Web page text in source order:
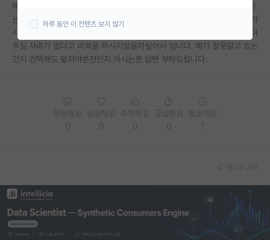
연구실(PI) 홍보 게시판
석박사 채용 정보 게시판
PI 전용 게시판
인문사회 계열 게시판
특수/전문대학원 게시판
제가 관심있는 연구분야가 캔서 및 세포신호전달쪽인데 제가 컨택하고자 하
는 연구실 지도교수님들의 프로필을 보면 주로 정년에 가까워보입니다. 따라
서 컨택메일을 보내기가 망설여집니다. 왜냐하면 거의 정년이기 때문에 받아
주실 자리가 없다고 리젝을 하시지않을까싶어서 입니다. 제가 잘못알고 있는
건지 컨택해도 밑져야본전인지 아시는분 답변 부탁드립니다.
하루 동안 이 컨텐츠 보지 않기